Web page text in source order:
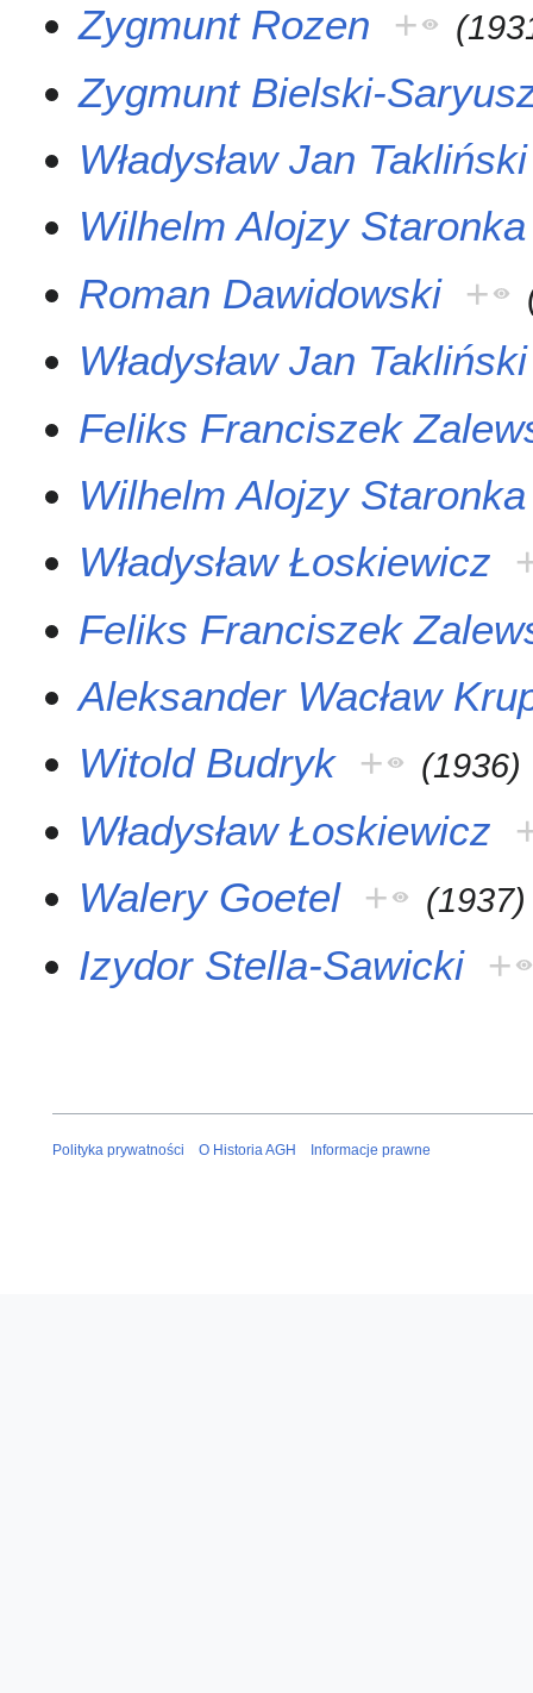
Zygmunt Rozen + (
Zygmunt Bielski-
Władysław Jan Takliński
Wilhelm Alojzy Staronka
Roman Dawidowski +
Władysław Jan Takliński
Feliks Franciszek
Wilhelm Alojzy Staronka
Władysław Łoskiewicz
Feliks Franciszek
Aleksander Wacław
Witold Budryk + (1936)
Władysław Łoskiewicz
Walery Goetel + (1937)
Izydor Stella-Sawicki +
Polityka prywatności O Historia AGH Informacje prawne